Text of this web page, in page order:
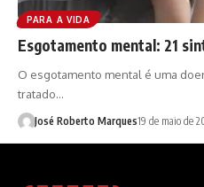
PARA A VIDA
Esgotamento mental: 21
O esgotamento mental é uma
tratado…
José Roberto Marques19 de maio de